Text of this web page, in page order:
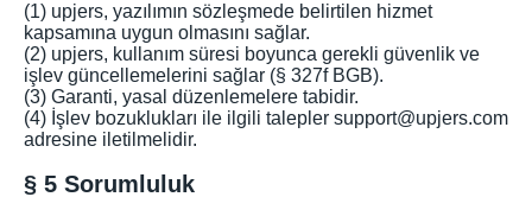
(1) upjers, yazılımın sözleşmede belirtilen hizmet
kapsamına uygun olmasını sağlar.
(2) upjers, kullanım süresi boyunca gerekli güvenlik ve
işlev güncellemelerini sağlar (§ 327f BGB).
(3) Garanti, yasal düzenlemelere tabidir.
(4) İşlev bozuklukları ile ilgili talepler support@upjers.com
adresine iletilmelidir.
§ 5 Sorumluluk